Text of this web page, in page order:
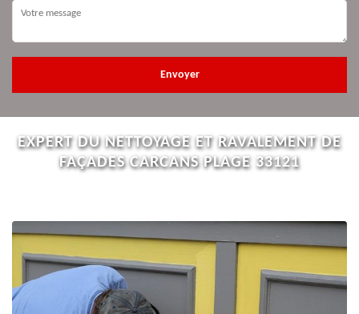
EXPERT DU NETTOYAGE ET RAVALEMENT DE
FAÇADES CARCANS PLAGE 33121